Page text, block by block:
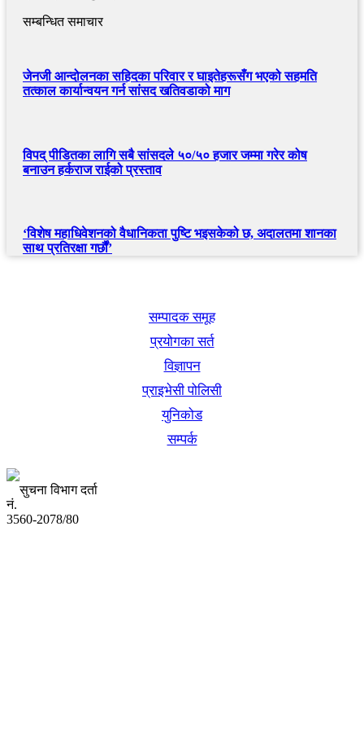
सम्बन्धित समाचार
जेनजी आन्दोलनका सहिदका परिवार र घाइतेहरूसँग भएको सहमति
तत्काल कार्यान्वयन गर्न सांसद खतिवडाको माग
विपद् पीडितका लागि सबै सांसदले ५०/५० हजार जम्मा गरेर कोष
बनाउन हर्कराज राईको प्रस्ताव
‘विशेष महाधिवेशनको वैधानिकता पुष्टि भइसकेको छ, अदालतमा शानका
साथ प्रतिरक्षा गर्छौं’
सम्पादक समूह
प्रयोगका सर्त
विज्ञापन
प्राइभेसी पोलिसी
युनिकोड
सम्पर्क
सुचना विभाग दर्ता
नं.
3560-2078/80